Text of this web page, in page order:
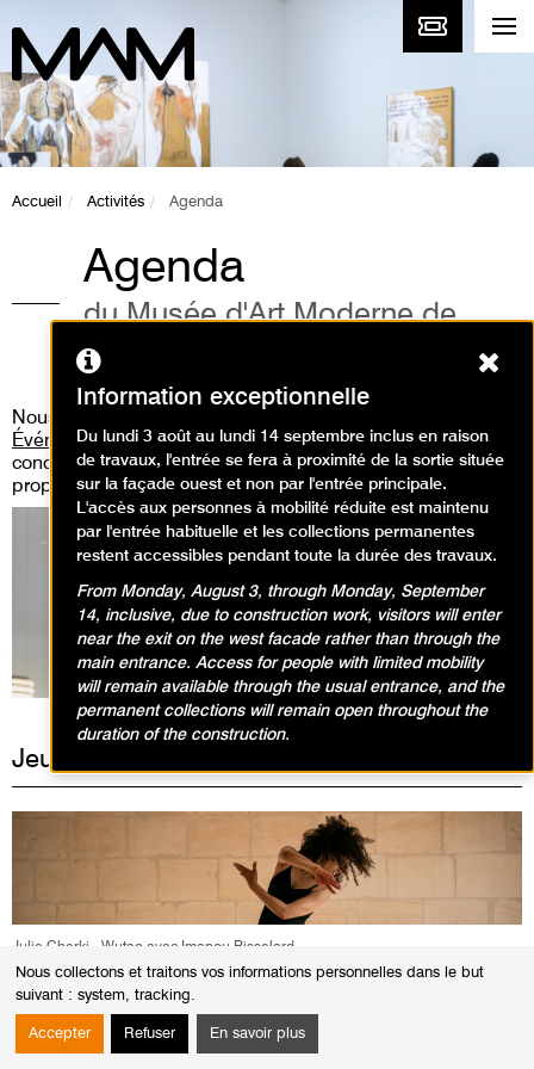
Nous collectons et traitons vos informations personnelles dans le but
suivant : system, tracking.
Accepter Refuser En savoir plus
Accueil Activités Agenda
Agenda
du Musée d'Art Moderne de
Paris
Nous vous invitons aussi à consulter
Événements» où vous pourrez découvrir les performances,
concert live, workshop, médiation guidée que nous
proposons.
Expositions en cours
Jeudi 16 novembre 2023
Julie Cherki - Wutao avec Imanou Risselard
Wutao au cœur de la contemplation :
Exposition Nicolas de Staël
VISITES / BIEN ÊTRE AU MUSÉE
Information exceptionnelle
Du lundi 3 août au lundi 14 septembre inclus en raison
de travaux, l'entrée se fera à proximité de la sortie située
sur la façade ouest et non par l'entrée principale.
L'accès aux personnes à mobilité réduite est maintenu
par l'entrée habituelle et les collections permanentes
restent accessibles pendant toute la durée des travaux.
From Monday, August 3, through Monday, September
14, inclusive, due to construction work, visitors will enter
near the exit on the west facade rather than through the
main entrance. Access for people with limited mobility
will remain available through the usual entrance, and the
permanent collections will remain open throughout the
duration of the construction.